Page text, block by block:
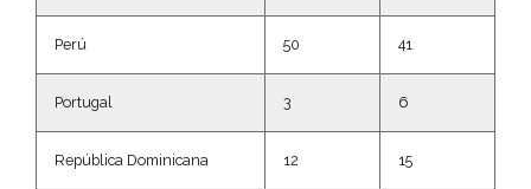
Perú 50 41
Portugal 3 6
República Dominicana 12 15